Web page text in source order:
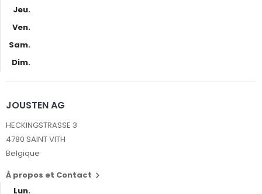
Jeu.
Ven.
Sam.
Dim.
JOUSTEN AG
HECKINGSTRASSE 3
4780 SAINT VITH
Belgique
À propos et Contact 
Lun.